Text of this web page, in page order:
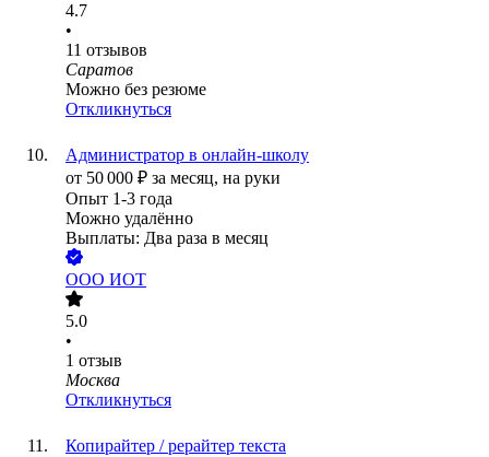
4.7
•
11 отзывов
Саратов
Можно без резюме
Откликнуться
Администратор в онлайн-школу
от 50 000 ₽ за месяц, на руки
Опыт 1-3 года
Можно удалённо
Выплаты: Два раза в месяц
ООО ИОТ
5.0
•
1 отзыв
Москва
Откликнуться
Копирайтер / рерайтер текста